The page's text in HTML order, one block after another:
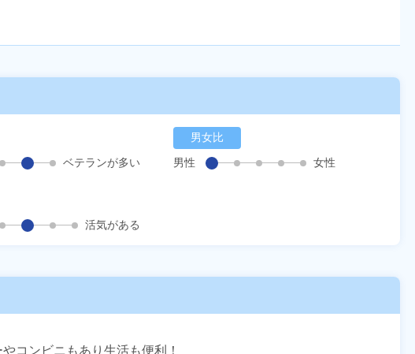
ベテランが多い
男女比
男性
女性
活気がある
コンビニもあり生活も便利！
あるモノに魅了され続け気がつけばマニア
に！？ディープな世界にあなたもきっとハマる
はず！